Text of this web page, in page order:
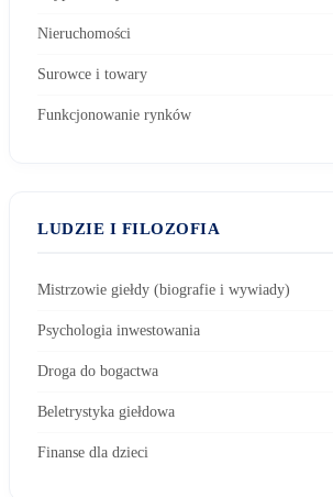
Nieruchomości
Surowce i towary
Funkcjonowanie rynków
LUDZIE I FILOZOFIA
Mistrzowie giełdy (biografie i wywiady)
Psychologia inwestowania
Droga do bogactwa
Beletrystyka giełdowa
Finanse dla dzieci